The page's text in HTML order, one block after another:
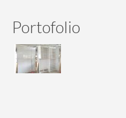
Portofolio